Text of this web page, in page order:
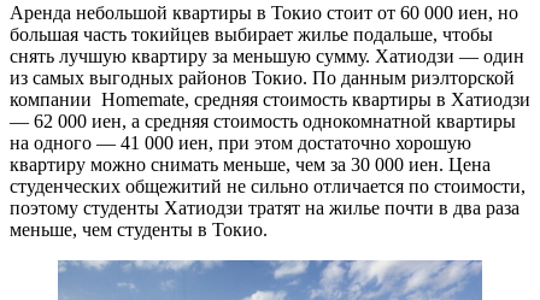
Аренда небольшой квартиры в Токио стоит от 60 000 иен, но
большая часть токийцев выбирает жилье подальше, чтобы
снять лучшую квартиру за меньшую сумму. Хатиодзи — один
из самых выгодных районов Токио. По данным риэлторской
компании Homemate, средняя стоимость квартиры в Хатиодзи
— 62 000 иен, а средняя стоимость однокомнатной квартиры
на одного — 41 000 иен, при этом достаточно хорошую
квартиру можно снимать меньше, чем за 30 000 иен. Цена
студенческих общежитий не сильно отличается по стоимости,
поэтому студенты Хатиодзи тратят на жилье почти в два раза
меньше, чем студенты в Токио.